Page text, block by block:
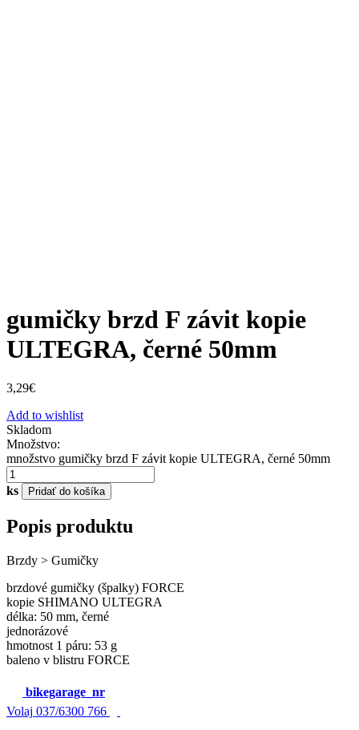
gumičky brzd F závit kopie
ULTEGRA, černé 50mm
3,29€
Add to wishlist
Skladom
Množstvo:
množstvo gumičky brzd F závit kopie ULTEGRA, černé 50mm
ks Pridať do košíka
Popis produktu
Brzdy > Gumičky
brzdové gumičky (špalky) FORCE
kopie SHIMANO ULTEGRA
délka: 50 mm, černé
jednorázové
hmotnost 1 páru: 53 g
baleno v blistru FORCE
bikegarage_nr
Volaj 037/6300 766